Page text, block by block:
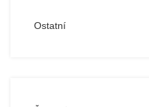
Ostatní